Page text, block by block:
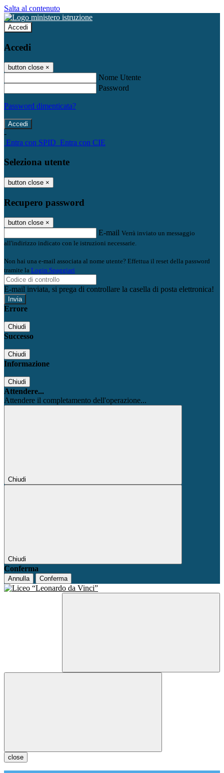
Salta al contenuto
Accedi
Accedi
button close ×
Nome Utente
Password
Password dimenticata?
-
Entra con SPID Entra con CIE
Seleziona utente
button close ×
Recupero password
button close ×
E-mail Verrà inviato un messaggio
all'indirizzo indicato con le istruzioni necessarie.
Non hai una e-mail associata al nome utente? Effettua il reset della password
tramite la Login Spaggiari
E-mail inviata, si prega di controllare la casella di posta elettronica!
Errore
Chiudi
Successo
Chiudi
Informazione
Chiudi
Attendere...
Attendere il completamento dell'operazione...
Chiudi
Chiudi
Conferma
Annulla Conferma
close